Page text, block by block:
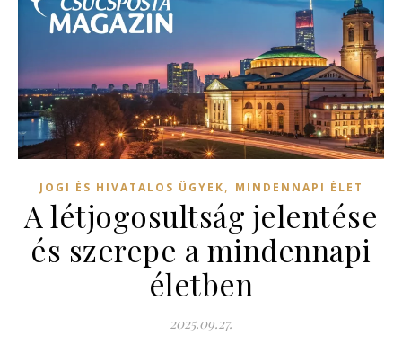
JOGI ÉS HIVATALOS ÜGYEK, MINDENNAPI ÉLET
A létjogosultság jelentése
és szerepe a mindennapi
életben
2025.09.27.